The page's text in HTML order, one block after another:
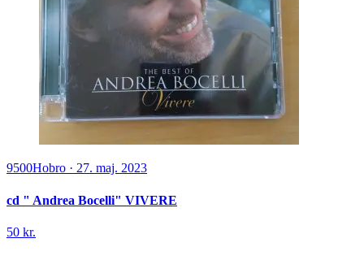
9500Hobro · 27. maj. 2023
cd " Andrea Bocelli" VIVERE
50 kr.